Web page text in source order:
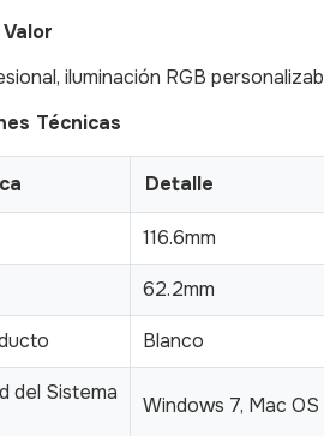
iluminación RGB
Técnicas
Detalle
116.6mm
62.2mm
Blanco
del Sistema
Windows 7, Mac OS